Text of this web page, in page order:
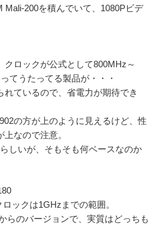
Mali-200を積んでいて、1080Pビデ
クロックが公式として800MHz～
てうたってる製品が・・・
れているので、省電力が期待でき
の方が上のように見えるけど、性
なので注意。
しいが、そもそも何ベースなのか
ックは1GHzまでの範囲。
らのバージョンで、実質はどっちも